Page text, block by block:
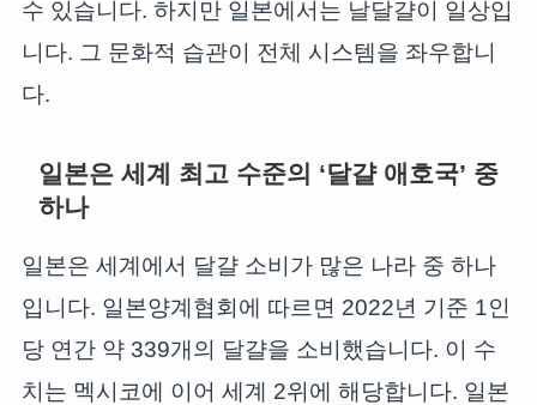
수 있습니다. 하지만 일본에서는 날달걀이 일상입
니다. 그 문화적 습관이 전체 시스템을 좌우합니
다.
일본은 세계 최고 수준의 ‘달걀 애호국’ 중
하나
일본은 세계에서 달걀 소비가 많은 나라 중 하나
입니다. 일본양계협회에 따르면 2022년 기준 1인
당 연간 약 339개의 달걀을 소비했습니다. 이 수
치는 멕시코에 이어 세계 2위에 해당합니다. 일본